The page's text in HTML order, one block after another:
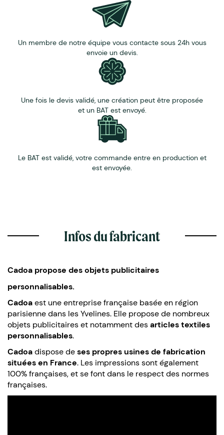
Un membre de notre équipe vous contacte sous 24h vous
envoie un devis.
Une fois le devis validé, une création peut être proposée
et un BAT est envoyé.
Le BAT est validé, votre commande entre en production et
est envoyée.
Infos du fabricant
Cadoa propose des objets publicitaires
personnalisables.
Cadoaest une entreprise française basée en région
parisienne dans les Yvelines. Elle propose de nombreux
objets publicitaires et notamment desarticles textiles
personnalisables.
Cadoadispose deses propres usines de fabrication
situées en France. Les impressions sont également
100% françaises, et se font dans le respect des normes
françaises.